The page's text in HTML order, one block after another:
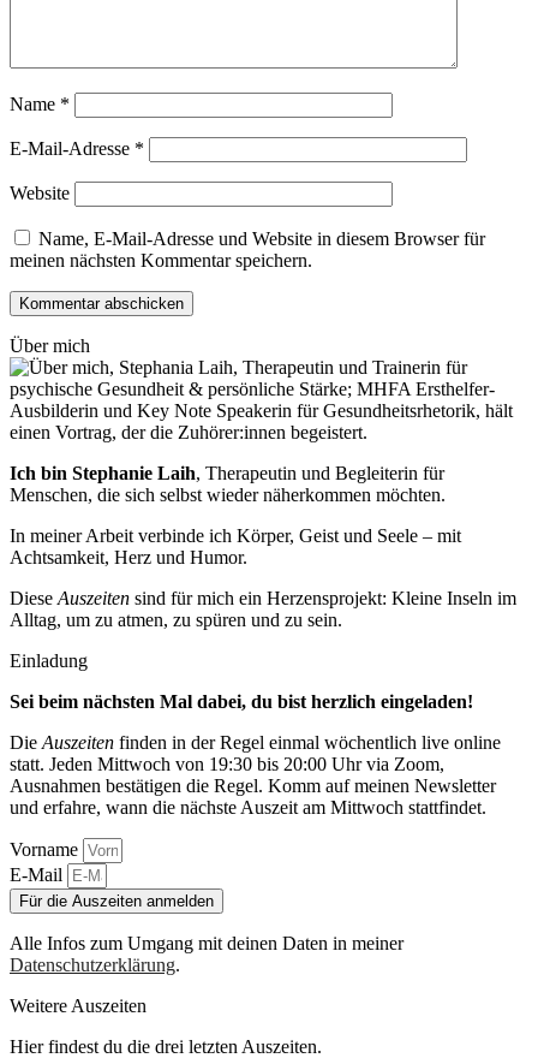
Name *
E-Mail-Adresse *
Website
Name, E-Mail-Adresse und Website in diesem Browser für
meinen nächsten Kommentar speichern.
Über mich
Ich bin Stephanie Laih, Therapeutin und Begleiterin für
Menschen, die sich selbst wieder näherkommen möchten.
In meiner Arbeit verbinde ich Körper, Geist und Seele – mit
Achtsamkeit, Herz und Humor.
Diese Auszeiten sind für mich ein Herzensprojekt: Kleine Inseln im
Alltag, um zu atmen, zu spüren und zu sein.
Einladung
Sei beim nächsten Mal dabei, du bist herzlich eingeladen!
Die Auszeiten finden in der Regel einmal wöchentlich live online
statt. Jeden Mittwoch von 19:30 bis 20:00 Uhr via Zoom,
Ausnahmen bestätigen die Regel. Komm auf meinen Newsletter
und erfahre, wann die nächste Auszeit am Mittwoch stattfindet.
Vorname
E-Mail
Für die Auszeiten anmelden
Alle Infos zum Umgang mit deinen Daten in meiner
Datenschutzerklärung.
Weitere Auszeiten
Hier findest du die drei letzten Auszeiten.